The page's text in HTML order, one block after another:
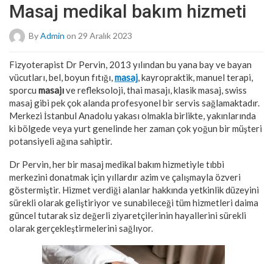
Masaj medikal bakım hizmeti
ByAdmin on 29 Aralık 2023
Fizyoterapist Dr Pervin, 2013 yılından bu yana bay ve bayan
vücutları, bel, boyun fıtığı,masaj, kayropraktik, manuel terapi,
sporcu masajıve refleksoloji, thai masajı, klasik masaj, swiss
masaj gibi pek çok alanda profesyonel bir servis sağlamaktadır.
Merkezi İstanbul Anadolu yakası olmakla birlikte, yakınlarında
ki bölgede veya yurt genelinde her zaman çok yoğun bir müşteri
potansiyeli ağına sahiptir.
Dr Pervin, her bir masaj medikal bakım hizmetiyle tıbbi
merkezini donatmak için yıllardır azim ve çalışmayla özveri
göstermiştir. Hizmet verdiği alanlar hakkında yetkinlik düzeyini
sürekli olarak geliştiriyor ve sunabileceği tüm hizmetleri daima
güncel tutarak siz değerli ziyaretçilerinin hayallerini sürekli
olarak gerçekleştirmelerini sağlıyor.